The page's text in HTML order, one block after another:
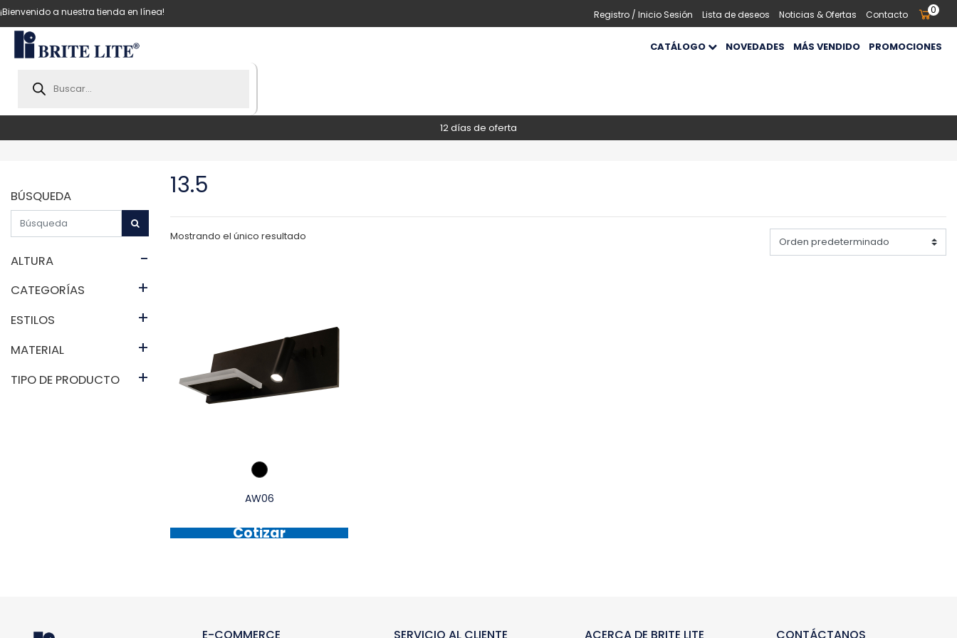
¡Bienvenido a nuestra tienda en línea! Registro / Inicio Sesión Lista de deseos Noticias & Ofertas Contacto 0
search
CATÁLOGO NOVEDADES MÁS VENDIDO PROMOCIONES
12 días de oferta
BÚSQUEDA
ALTURA -
CATEGORÍAS +
ESTILOS +
MATERIAL +
TIPO DE PRODUCTO +
13.5
Mostrando el único resultado
AW06
Cotizar